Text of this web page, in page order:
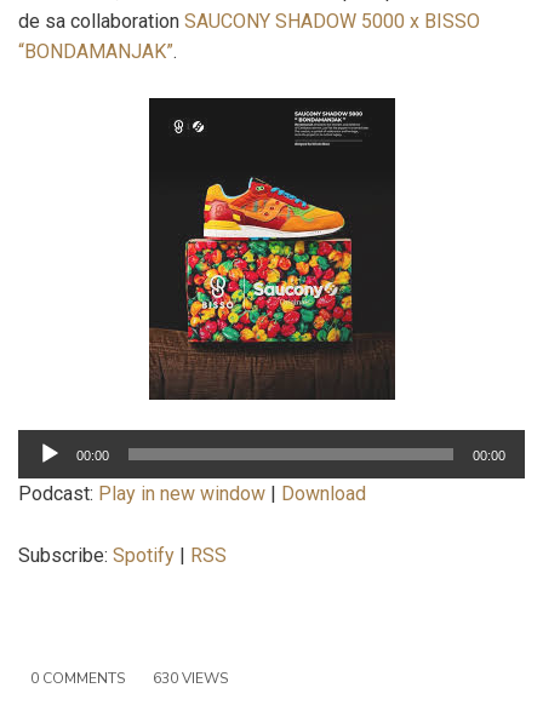
de sa collaboration SAUCONY SHADOW 5000 x BISSO
“BONDAMANJAK”.
Lecteur
audio
00:00 00:00
Podcast: Play in new window Download
Subscribe: Spotify | RSS
0 COMMENTS 630 VIEWS